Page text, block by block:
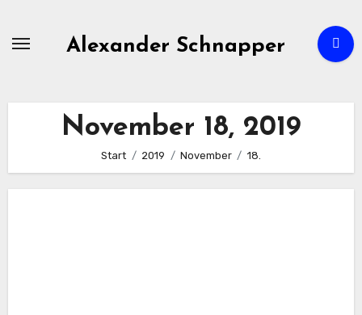
Alexander Schnapper
November 18, 2019
Start 2019 November 18.